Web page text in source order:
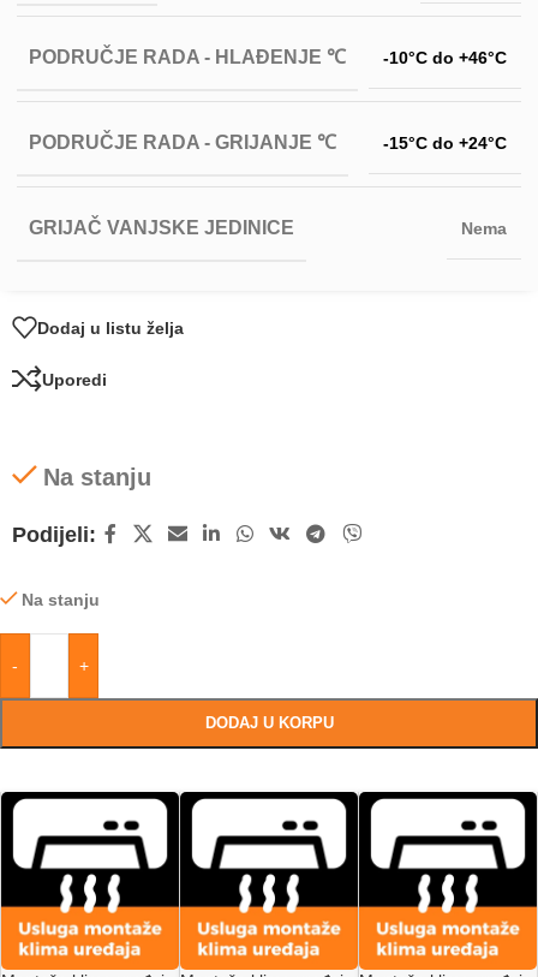
PODRUČJE RADA - HLAĐENJE ℃ -10°C do +46°C
PODRUČJE RADA - GRIJANJE ℃ -15°C do +24°C
GRIJAČ VANJSKE JEDINICE Nema
Dodaj u listu želja
Uporedi
Na stanju
Podijeli:
Na stanju
- +
DODAJ U KORPU